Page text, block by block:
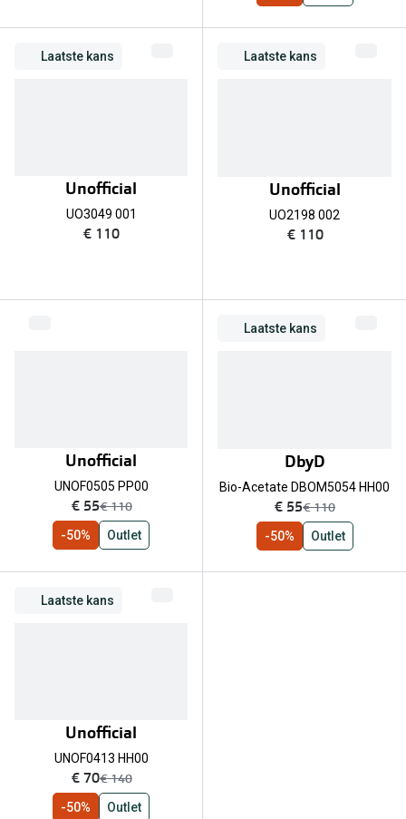
Laatste kans
Unofficial
UO3049 001
€ 110
Laatste kans
Unofficial
UO2198 002
€ 110
Unofficial
UNOF0505 PP00
nu:
€ 55was:
€ 110
-50% Outlet
Laatste kans
DbyD
Bio-Acetate DBOM5054 HH00
nu:
€ 55was:
€ 110
-50% Outlet
Laatste kans
Unofficial
UNOF0413 HH00
nu:
€ 70was:
€ 140
-50% Outlet